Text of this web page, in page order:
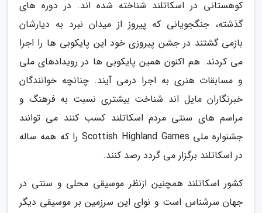
کوهستانی در اسکاتلند شناخته شده اند. در دوره های
گذشته، جنگجویانی که پیروز از میدان نبرد به دیارشان
بازمی گشتند در جشن پیروزی خود این پایکوبی ها را اجرا
می کردند. هم اکنون همین پایکوبی ها در رویدادهای ملی
و مسابقات هنری به اجرا درمی آیند. چنانچه خوانندگان
خبرنگاران مایل اند شناخت بیشتری نسبت به فرهنگ و
مراسم های سنتی مردم اسکاتلند کسب کنند می توانند
جشنواره ملی Scottish Highland Games را که همه ساله
در اسکاتلند برگزار می گردد رصد کنند.
کشور اسکاتلند همچنین ازنظر موسیقی محلی و سنتی در
جهان سرشناس است و نوای این سرزمین بر موسیقی دیگر